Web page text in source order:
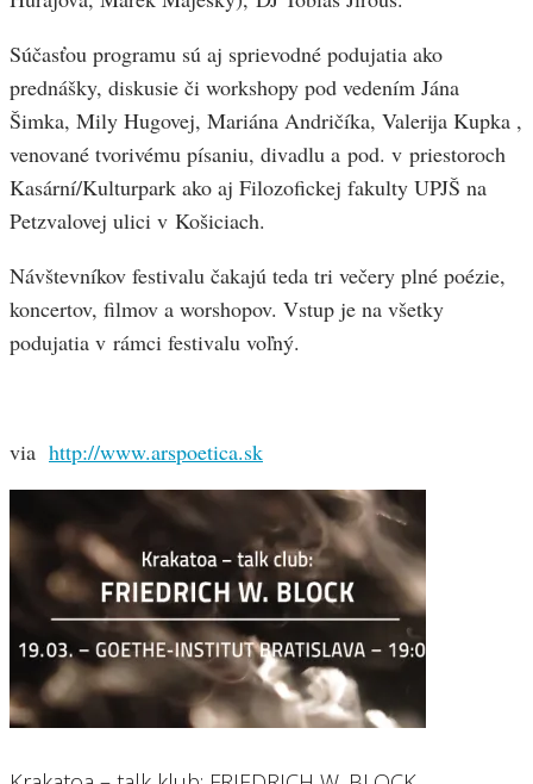
Súčasťou programu sú aj sprievodné podujatia ako
prednášky, diskusie či workshopy pod vedením Jána
Šimka, Mily Hugovej, Mariána Andričíka, Valerija Kupka ,
venované tvorivému písaniu, divadlu a pod. v priestoroch
Kasární/Kulturpark ako aj Filozofickej fakulty UPJŠ na
Petzvalovej ulici v Košiciach.
Návštevníkov festivalu čakajú teda tri večery plné poézie,
koncertov, filmov a worshopov. Vstup je na všetky
podujatia v rámci festivalu voľný.
via http://www.arspoetica.sk